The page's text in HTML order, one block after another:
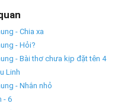
- Chia xa
- Hỏi?
- Bài thơ chưa kịp đặt tên 4
Linh
- Nhắn nhỏ
- 6